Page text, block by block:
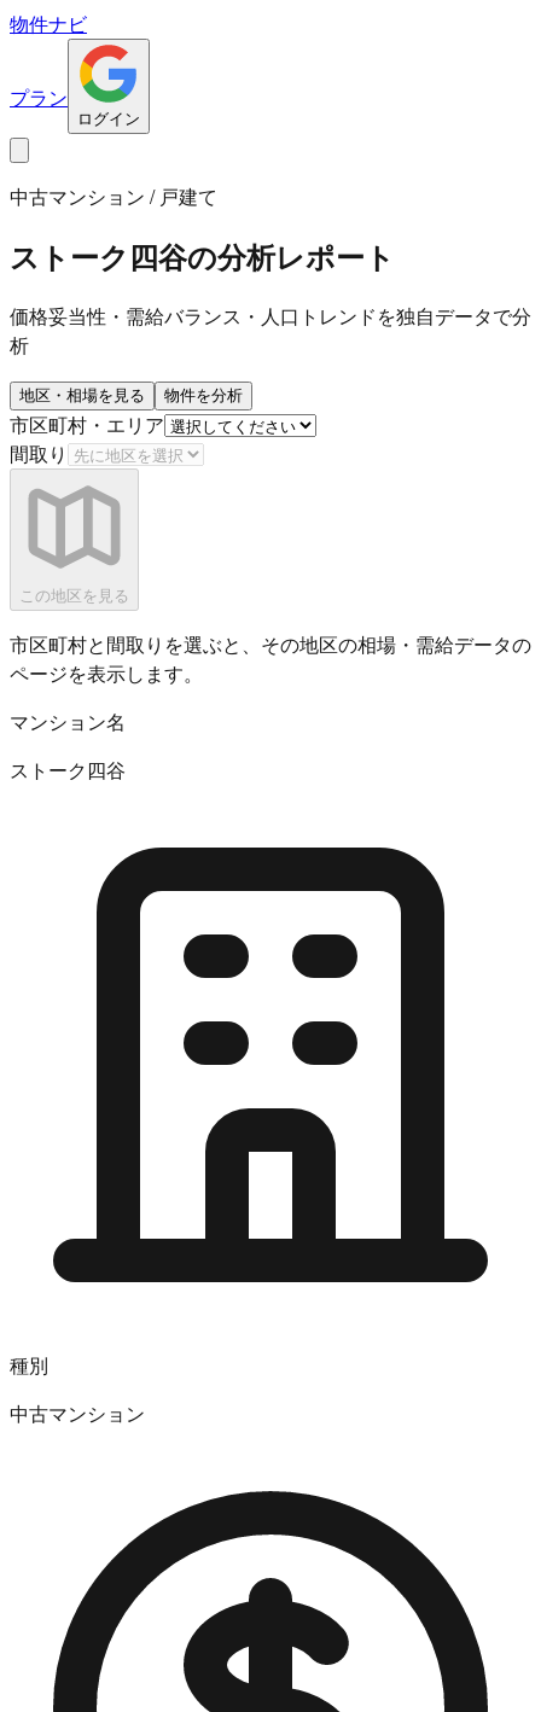
物件ナビ
プラン
ログイン
中古マンション / 戸建て
ストーク四谷の分析レポート
価格妥当性・需給バランス・人口トレンドを独自データで分
析
地区・相場を見る 物件を分析
市区町村・エリア
間取り
この地区を見る
市区町村と間取りを選ぶと、その地区の相場・需給データの
ページを表示します。
マンション名
ストーク四谷
種別
中古マンション